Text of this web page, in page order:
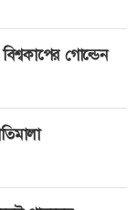
গোল্ডেন